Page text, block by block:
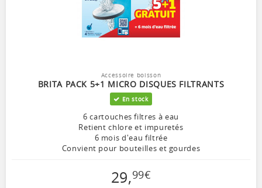
Accessoire boisson
BRITA PACK 5+1 MICRO DISQUES FILTRANTS
En stock
6 cartouches filtres à eau
Retient chlore et impuretés
6 mois d'eau filtrée
Convient pour bouteilles et gourdes
29,99€